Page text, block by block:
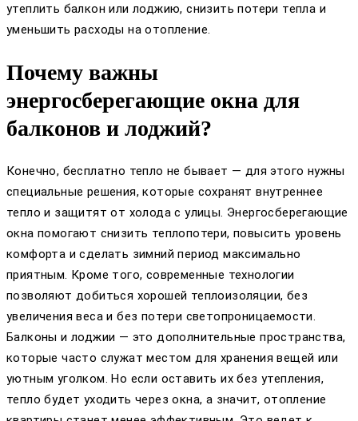
утеплить балкон или лоджию, снизить потери тепла и
уменьшить расходы на отопление.
Почему важны
энергосберегающие окна для
балконов и лоджий?
Конечно, бесплатно тепло не бывает — для этого нужны
специальные решения, которые сохранят внутреннее
тепло и защитят от холода с улицы. Энергосберегающие
окна помогают снизить теплопотери, повысить уровень
комфорта и сделать зимний период максимально
приятным. Кроме того, современные технологии
позволяют добиться хорошей теплоизоляции, без
увеличения веса и без потери светопроницаемости.
Балконы и лоджии — это дополнительные пространства,
которые часто служат местом для хранения вещей или
уютным уголком. Но если оставить их без утепления,
тепло будет уходить через окна, а значит, отопление